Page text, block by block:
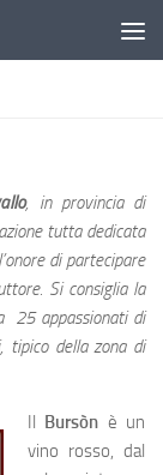
, in provincia di
tutta dedicata
di partecipare
Si consiglia la
25 appassionati di
tipico della zona di
Il Bursòn è un
vino rosso, dal